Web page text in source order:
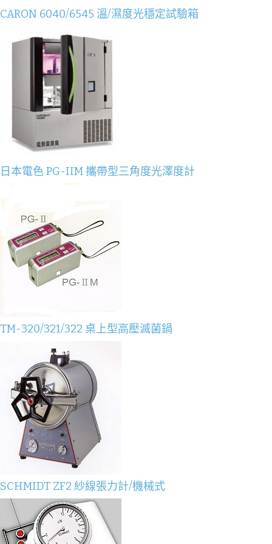
CARON 6040/6545 溫/濕度光穩定試驗箱
日本電色 PG-IIM 攜帶型三角度光澤度計
TM-320/321/322 桌上型高壓滅菌鍋
SCHMIDT ZF2 紗線張力計/機械式